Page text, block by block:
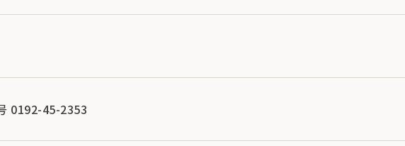
0192-45-2353